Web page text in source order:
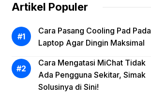
Artikel Populer
Cara Pasang Cooling Pad Pada
Laptop Agar Dingin Maksimal
Cara Mengatasi MiChat Tidak
Ada Pengguna Sekitar, Simak
Solusinya di Sini!